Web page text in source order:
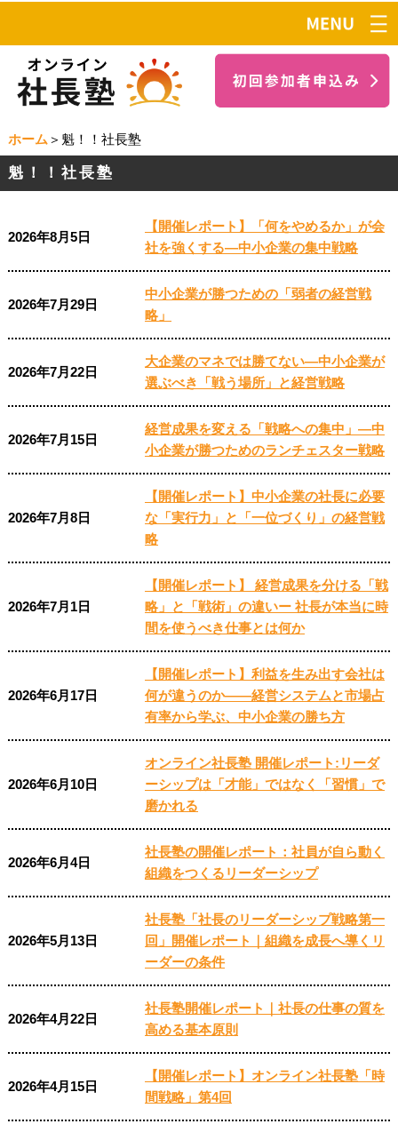
ホーム ＞魁！！社長塾
魁！！社長塾
2026年8月5日
【開催レポート】「何をやめるか」が会
社を強くする―中小企業の集中戦略
2026年7月29日
中小企業が勝つための「弱者の経営戦
略」
2026年7月22日
大企業のマネでは勝てない―中小企業が
選ぶべき「戦う場所」と経営戦略
2026年7月15日
経営成果を変える「戦略への集中」―中
小企業が勝つためのランチェスター戦略
2026年7月8日
【開催レポート】中小企業の社長に必要
な「実行力」と「一位づくり」の経営戦
略
2026年7月1日
【開催レポート】 経営成果を分ける「戦
略」と「戦術」の違いー 社長が本当に時
間を使うべき仕事とは何か
2026年6月17日
【開催レポート】利益を生み出す会社は
何が違うのか――経営システムと市場占
有率から学ぶ、中小企業の勝ち方
2026年6月10日
オンライン社長塾 開催レポート:リーダ
ーシップは「才能」ではなく「習慣」で
磨かれる
2026年6月4日
社長塾の開催レポート：社員が自ら動く
組織をつくるリーダーシップ
2026年5月13日
社長塾「社長のリーダーシップ戦略第一
回」開催レポート｜組織を成長へ導くリ
ーダーの条件
2026年4月22日
社長塾開催レポート｜社長の仕事の質を
高める基本原則
2026年4月15日
【開催レポート】オンライン社長塾「時
間戦略」第4回